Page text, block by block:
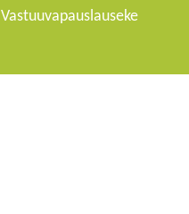
Vastuuvapauslauseke